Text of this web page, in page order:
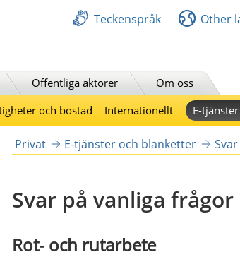
Teckenspråk Other
Offentliga aktörer
Om oss
och bostad Internationellt E-
Privat E-tjänster och blanketter
Svar på vanliga frågor
Rot- och rutarbete